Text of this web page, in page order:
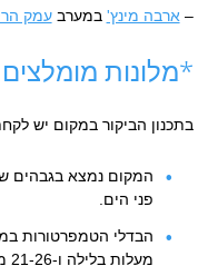
– ארבה מינץ' במערבעמק
*מלונות מומלצים
בתכנון הביקור במקום יש
פני הים.
מעלות בלילה ו-21-26 מעלות ביום.